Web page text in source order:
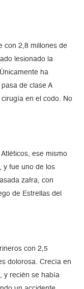
con 2,8 millones de
lesionado la
ha
de clase A
en el codo. No
ese mismo
y fue uno de los
zafra, con
de Estrellas del
con 2,5
dolorosa. Crecía en
y recién se había